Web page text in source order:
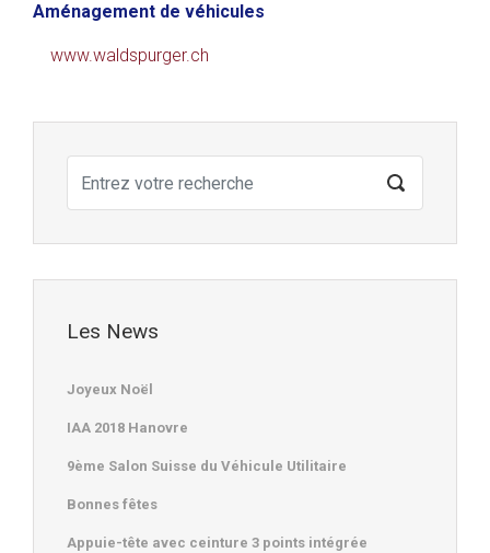
Aménagement de véhicules
www.waldspurger.ch
Les News
Joyeux Noël
IAA 2018 Hanovre
9ème Salon Suisse du Véhicule Utilitaire
Bonnes fêtes
Appuie-tête avec ceinture 3 points intégrée